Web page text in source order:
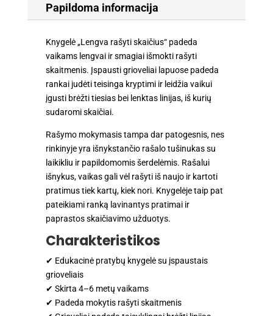
laikikliu
+
Daugkartinio
vaikams
Papildoma informacija
Knygelė „Lengva rašyti skaičius“ padeda
vaikams lengvai ir smagiai išmokti rašyti
skaitmenis. Įspausti grioveliai lapuose padeda
rankai judėti teisinga kryptimi ir leidžia vaikui
įgusti brėžti tiesias bei lenktas linijas, iš kurių
sudaromi skaičiai.
Rašymo mokymasis tampa dar patogesnis, nes
rinkinyje yra išnykstančio rašalo tušinukas su
laikikliu ir papildomomis šerdelėmis. Rašalui
išnykus, vaikas gali vėl rašyti iš naujo ir kartoti
pratimus tiek kartų, kiek nori. Knygelėje taip pat
pateikiami ranką lavinantys pratimai ir
paprastos skaičiavimo užduotys.
Charakteristikos
✔ Edukacinė pratybų knygelė su įspaustais
grioveliais
✔ Skirta 4–6 metų vaikams
✔ Padeda mokytis rašyti skaitmenis